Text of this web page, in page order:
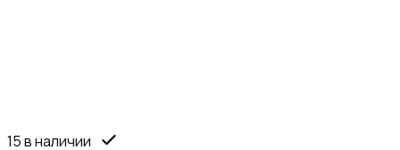
15 в наличии